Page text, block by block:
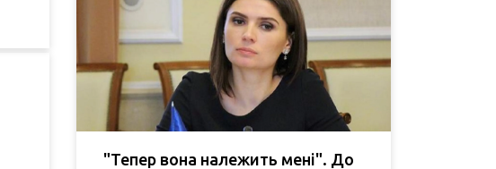
"Тепер вона належить мені". До